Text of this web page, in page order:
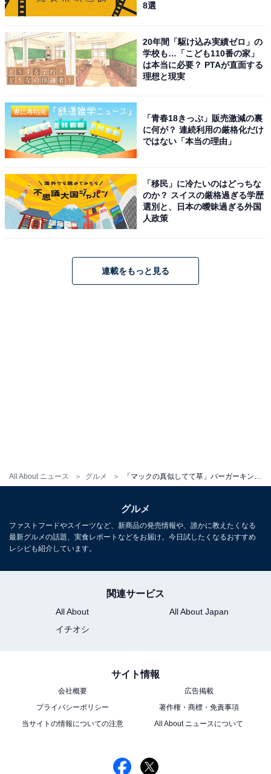
All About ニュース グルメ
8選
20年間「駆け込み実績ゼロ」の
学校も…「こども110番の家」
は本当に必要？ PTAが直面する
理想と現実
「青春18きっぷ」販売激減の裏
に何が？ 連続利用の厳格化だけ
ではない「本当の理由」
「移民」に冷たいのはどっちな
のか？ スイスの厳格過ぎる学歴
選別と、日本の曖昧過ぎる外国
人政策
連載をもっと見る
グルメ
ファストフードやスイーツなど、新商品の発売情報や、誰かに教えたくなる
最新グルメの話題、実食レポートなどをお届け。今日試したくなるおすすめ
レシピも紹介しています。
関連サービス
All About
All About Japan
イチオシ
サイト情報
会社概要
広告掲載
プライバシーポリシー
著作権・商標・免責事項
当サイトの情報についての注意
All About ニュースについて